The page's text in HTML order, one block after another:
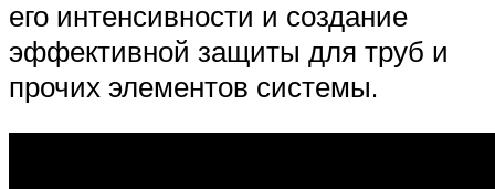
его интенсивности и создание
эффективной защиты для труб и
прочих элементов системы.